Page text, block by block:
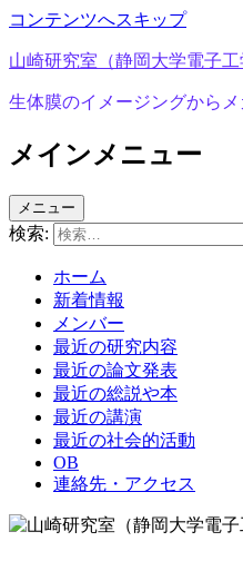
コンテンツへスキップ
山崎研究室（静岡大学電子工
生体膜のイメージングから
メインメニュー
メニュー
検索:
ホーム
新着情報
メンバー
最近の研究内容
最近の論文発表
最近の総説や本
最近の講演
最近の社会的活動
OB
連絡先・アクセス